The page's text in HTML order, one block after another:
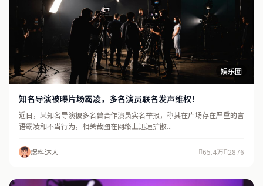
娱乐圈
知名导演被曝片场霸凌，多名演员联名发声维权！
近日，某知名导演被多名曾合作演员实名举报，称其在片场存在严重的言
语霸凌和不当行为，相关截图在网络上迅速扩散...
爆料达人 65.4万 2876